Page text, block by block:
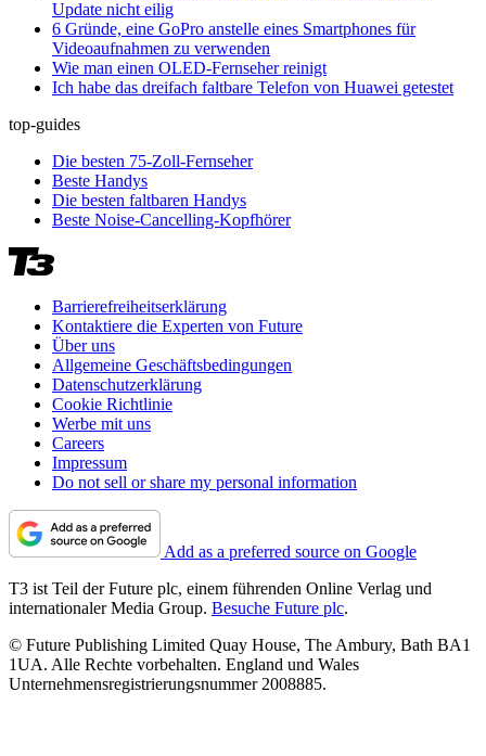
Update nicht eilig
6 Gründe, eine GoPro anstelle eines Smartphones für
Videoaufnahmen zu verwenden
Wie man einen OLED-Fernseher reinigt
Ich habe das dreifach faltbare Telefon von Huawei getestet
top-guides
Die besten 75-Zoll-Fernseher
Beste Handys
Die besten faltbaren Handys
Beste Noise-Cancelling-Kopfhörer
Barrierefreiheitserklärung
Kontaktiere die Experten von Future
Über uns
Allgemeine Geschäftsbedingungen
Datenschutzerklärung
Cookie Richtlinie
Werbe mit uns
Careers
Impressum
Do not sell or share my personal information
Add as a preferred source on Google
T3 ist Teil der Future plc, einem führenden Online Verlag und
internationaler Media Group. Besuche Future plc.
© Future Publishing Limited Quay House, The Ambury, Bath BA1
1UA. Alle Rechte vorbehalten. England und Wales
Unternehmensregistrierungsnummer 2008885.